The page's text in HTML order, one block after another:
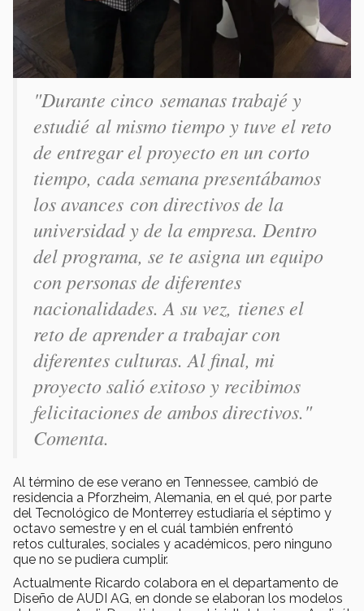
"Durante cinco semanas trabajé y
estudié al mismo tiempo y tuve el reto
de entregar el proyecto en un corto
tiempo, cada semana presentábamos
los avances con directivos de la
universidad y de la empresa. Dentro
del programa, se te asigna un equipo
con personas de diferentes
nacionalidades. A su vez, tienes el
reto de aprender a trabajar con
diferentes culturas. Al final, mi
proyecto salió exitoso y recibimos
felicitaciones de ambos directivos."
Comenta.
Al término de ese verano en Tennessee, cambió de
residencia a Pforzheim, Alemania, en el qué, por parte
del Tecnológico de Monterrey estudiaría el séptimo y
octavo semestre y en el cuál también enfrentó
retos culturales, sociales y académicos, pero ninguno
que no se pudiera cumplir.
Actualmente Ricardo colabora en el departamento de
Diseño de AUDI AG, en donde se elaboran los modelos